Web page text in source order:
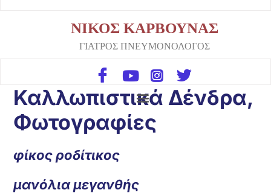
ΝΙΚΟΣ ΚΑΡΒΟΥΝΑΣ
ΓΙΑΤΡΟΣ ΠΝΕΥΜΟΝΟΛΟΓΟΣ
Καλλωπιστικά Δένδρα,
Φωτογραφίες
φίκος ροδίτικος
μανόλια μεγανθής